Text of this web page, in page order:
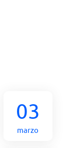
03
marzo